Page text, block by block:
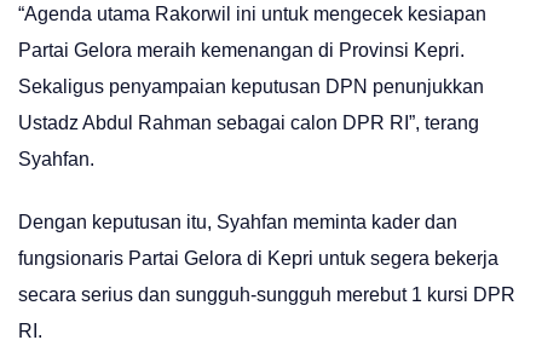
“Agenda utama Rakorwil ini untuk mengecek kesiapan
Partai Gelora meraih kemenangan di Provinsi Kepri.
Sekaligus penyampaian keputusan DPN penunjukkan
Ustadz Abdul Rahman sebagai calon DPR RI”, terang
Syahfan.
Dengan keputusan itu, Syahfan meminta kader dan
fungsionaris Partai Gelora di Kepri untuk segera bekerja
secara serius dan sungguh-sungguh merebut 1 kursi DPR
RI.